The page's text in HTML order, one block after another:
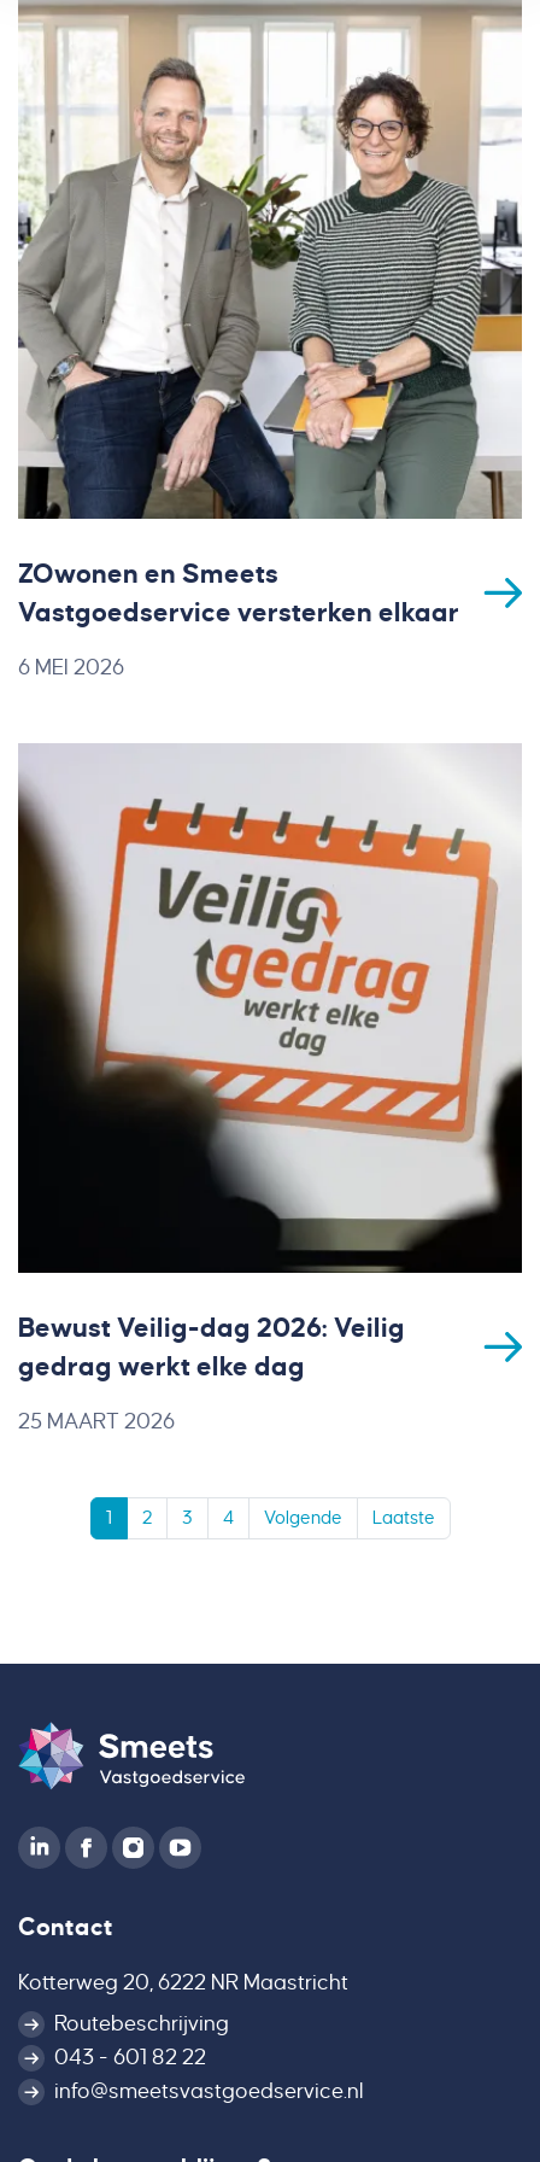
ZOwonen en Smeets
Vastgoedservice versterken elkaar
6 MEI 2026
Bewust Veilig-dag 2026: Veilig
gedrag werkt elke dag
25 MAART 2026
1 2 3 4 Volgende Laatste
Contact
Kotterweg 20, 6222 NR Maastricht
Routebeschrijving
043 - 601 82 22
info@smeetsvastgoedservice.nl